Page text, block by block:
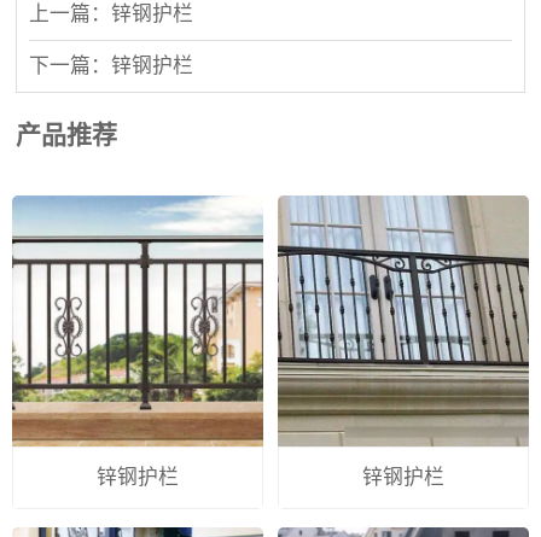
上一篇：锌钢护栏
下一篇：锌钢护栏
产品推荐
锌钢护栏 锌钢护栏